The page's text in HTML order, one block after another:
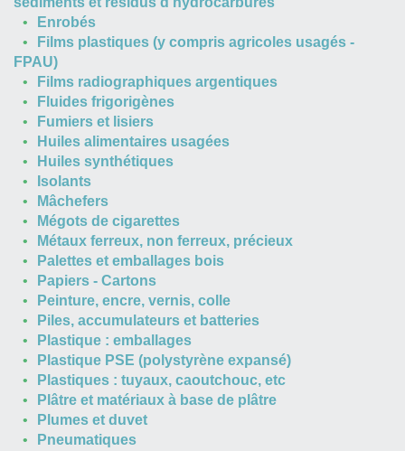
Enrobés
Films plastiques (y compris agricoles usagés -
FPAU)
Films radiographiques argentiques
Fluides frigorigènes
Fumiers et lisiers
Huiles alimentaires usagées
Huiles synthétiques
Isolants
Mâchefers
Mégots de cigarettes
Métaux ferreux, non ferreux, précieux
Palettes et emballages bois
Papiers - Cartons
Peinture, encre, vernis, colle
Piles, accumulateurs et batteries
Plastique : emballages
Plastique PSE (polystyrène expansé)
Plastiques : tuyaux, caoutchouc, etc
Plâtre et matériaux à base de plâtre
Plumes et duvet
Pneumatiques